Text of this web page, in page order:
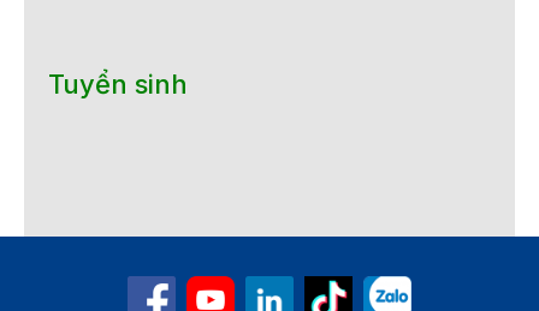
Tuyển sinh